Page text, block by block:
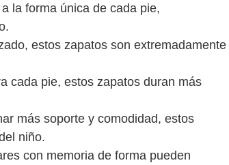
la forma única de cada pie,
estos zapatos son extremadamente
cada pie, estos zapatos duran más
más soporte y comodidad, estos
niño.
con memoria de forma pueden